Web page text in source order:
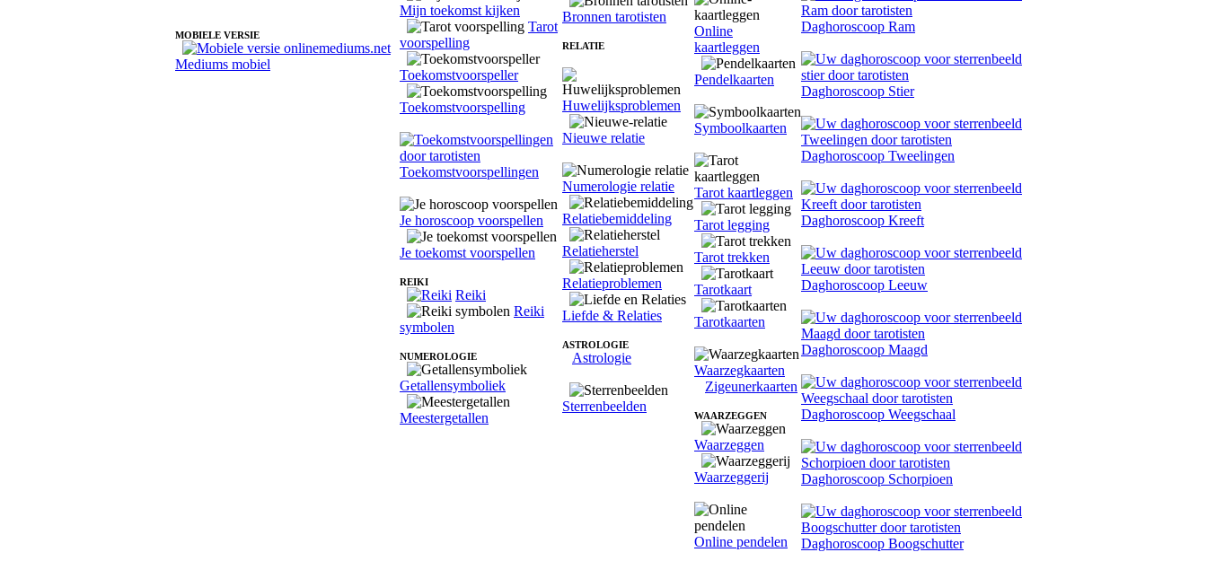
MOBIELE VERSIE
Mediums mobiel
Mijn toekomst kijken
Tarot
voorspelling
Toekomstvoorspeller
Toekomstvoorspelling
Toekomstvoorspellingen
Je horoscoop voorspellen
Je toekomst voorspellen
REIKI
Reiki
Reiki
symbolen
NUMEROLOGIE
Getallensymboliek
Meestergetallen
Bronnen tarotisten
RELATIE
Huwelijksproblemen
Nieuwe relatie
Numerologie relatie
Relatiebemiddeling
Relatieherstel
Relatieproblemen
Liefde & Relaties
ASTROLOGIE
Astrologie
Sterrenbeelden
Online
kaartleggen
Pendelkaarten
Symboolkaarten
Tarot kaartleggen
Tarot legging
Tarot trekken
Tarotkaart
Tarotkaarten
Waarzegkaarten
Zigeunerkaarten
WAARZEGGEN
Waarzeggen
Waarzeggerij
Online pendelen
Daghoroscoop Ram
Daghoroscoop Stier
Daghoroscoop Tweelingen
Daghoroscoop Kreeft
Daghoroscoop Leeuw
Daghoroscoop Maagd
Daghoroscoop Weegschaal
Daghoroscoop Schorpioen
Daghoroscoop Boogschutter